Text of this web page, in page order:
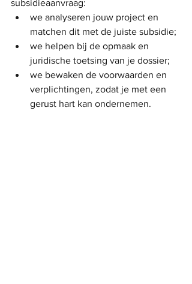
subsidieaanvraag:
we analyseren jouw project en
matchen dit met de juiste subsidie;
we helpen bij de opmaak en
juridische toetsing van je dossier;
we bewaken de voorwaarden en
verplichtingen, zodat je met een
gerust hart kan ondernemen.